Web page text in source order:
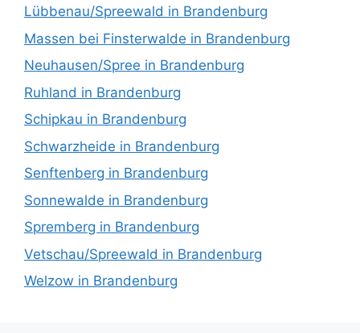
Lübbenau/Spreewald in Brandenburg
Massen bei Finsterwalde in Brandenburg
Neuhausen/Spree in Brandenburg
Ruhland in Brandenburg
Schipkau in Brandenburg
Schwarzheide in Brandenburg
Senftenberg in Brandenburg
Sonnewalde in Brandenburg
Spremberg in Brandenburg
Vetschau/Spreewald in Brandenburg
Welzow in Brandenburg